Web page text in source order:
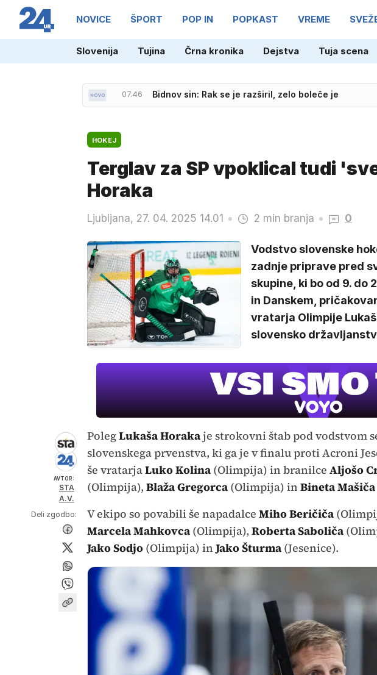
NOVICE ŠPORT POP IN POPKAST VREME
Slovenija Tujina Črna kronika Dejstva Tuja scena
07.46 Bidnov sin: Rak se je razširil, zelo boleče je
HOKEJ
Terglav za SP vpoklical tudi
Horaka
Ljubljana, 27. 04. 2025 14.01 2 min branja 0
Vodstvo slovenske
zadnje priprave pred
skupine, ki bo od 9. do
in Danskem,
vratarja Olimpije
slovensko
AVTOR:
STA
A.V.
Deli zgodbo:
PolegLukaša Horakaje strokovni štab pod vodstvom
slovenskega prvenstva, ki ga je v finalu proti Acroni
še vratarjaLuko Kolina(Olimpija) in branilce Aljošo
(Olimpija), Blaža Gregorca(Olimpija) inBineta Mašiča
V ekipo so povabili še napadalce Miho Beričiča
Marcela Mahkovca(Olimpija), Roberta Saboliča
Jako Sodjo(Olimpija) inJako Šturma(Jesenice).